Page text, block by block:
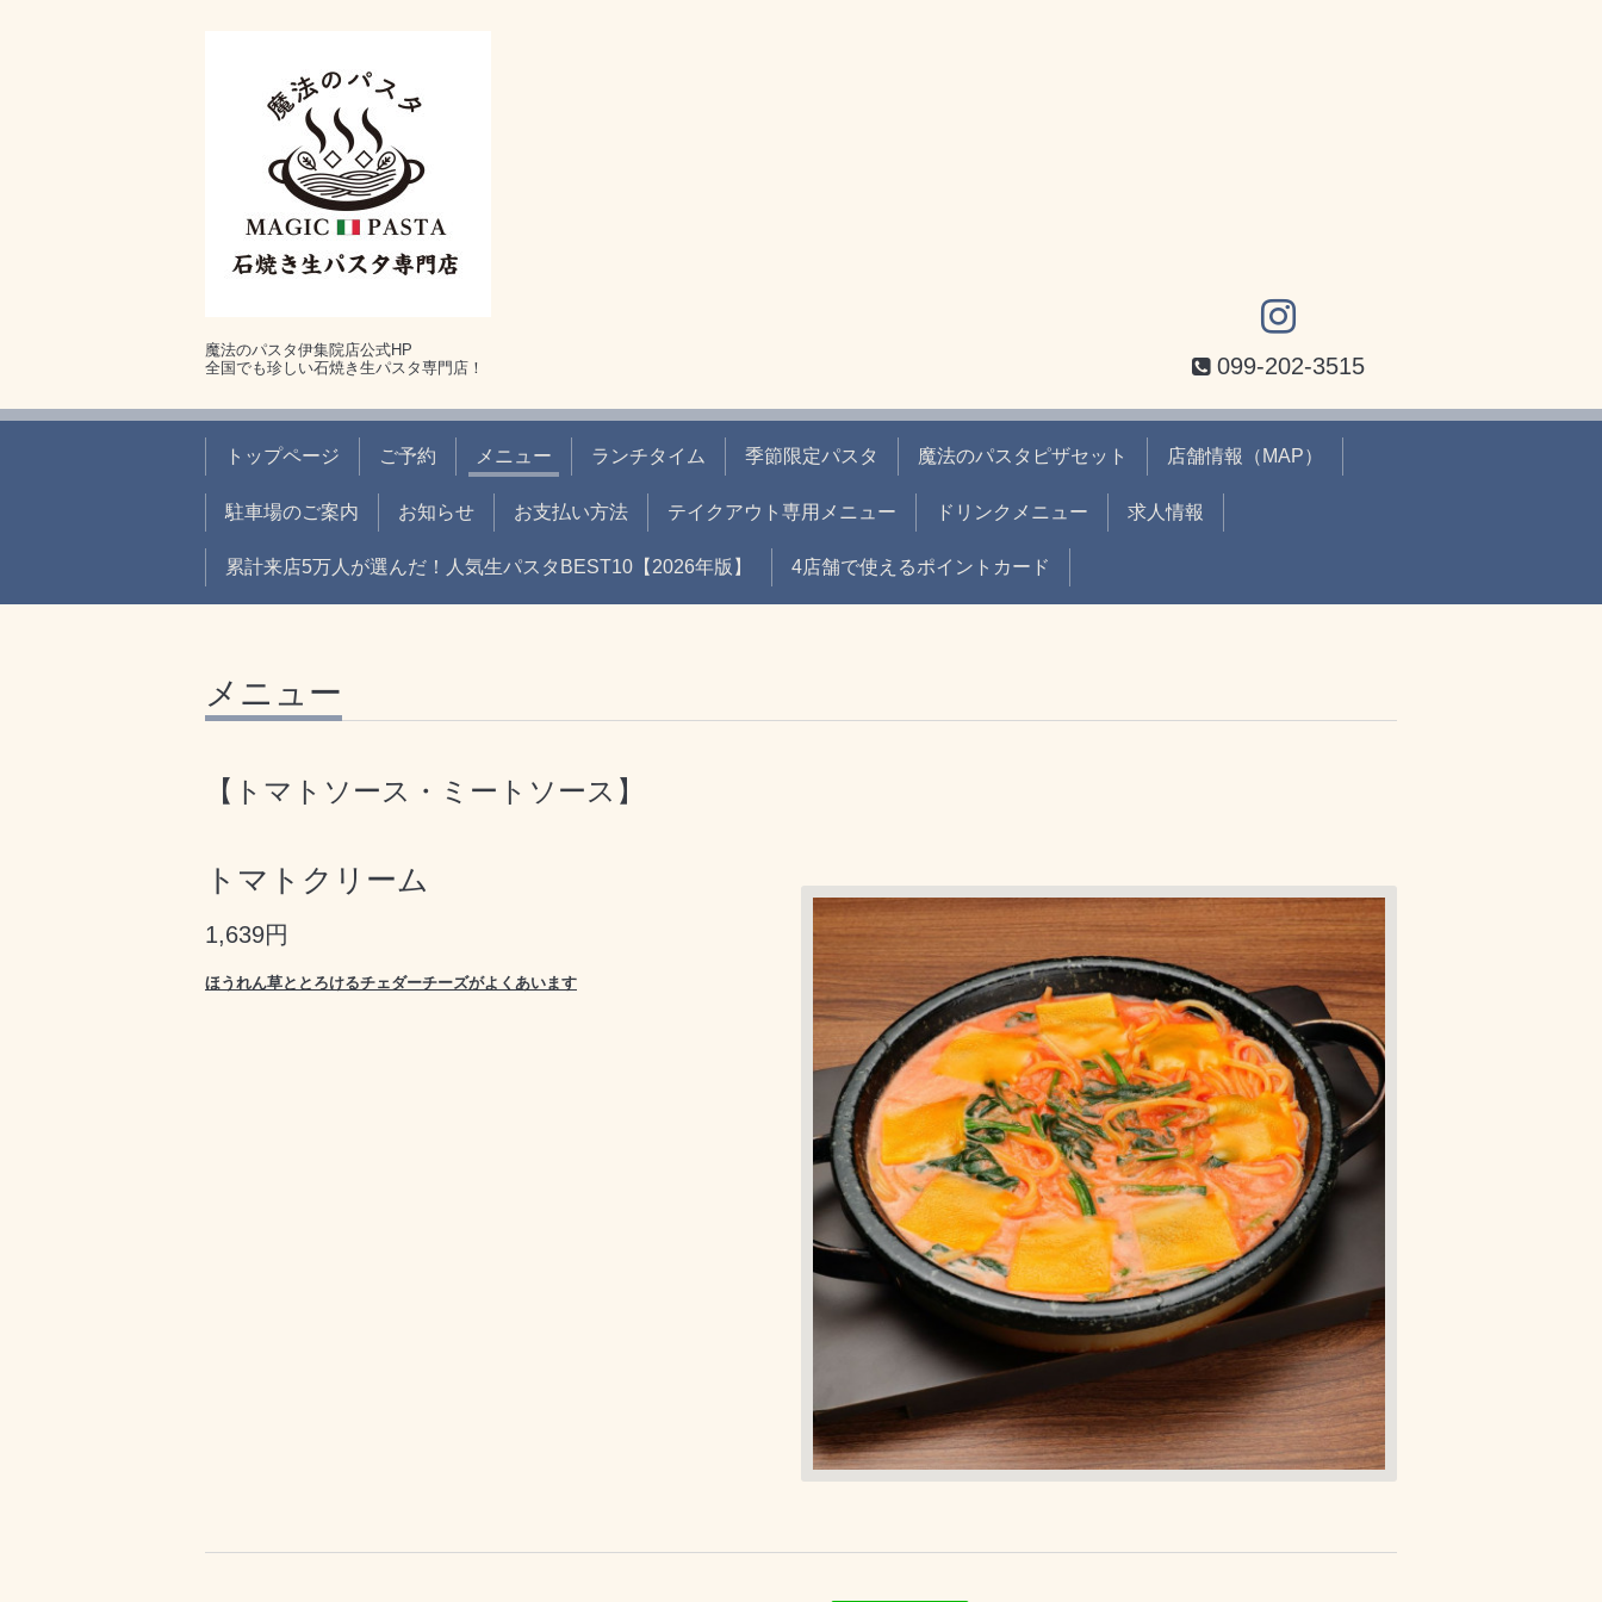
魔法のパスタ伊集院店公式HP
全国でも珍しい石焼き生パスタ専門店！
099-202-3515
トップページ ご予約 メニュー ランチタイム 季節限定パスタ 魔法のパスタピザセット 店舗情報（MAP）
駐車場のご案内 お知らせ お支払い方法 テイクアウト専用メニュー ドリンクメニュー 求人情報
累計来店5万人が選んだ！人気生パスタBEST10【2026年版】 4店舗で使えるポイントカード
メニュー
【トマトソース・ミートソース】
トマトクリーム
1,639円
ほうれん草ととろけるチェダーチーズがよくあいます